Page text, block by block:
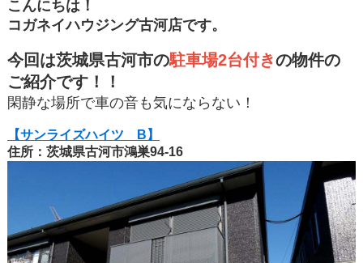
こんにちは！
コガネイハウジング古河店です。
今回は茨城県古河市の駐車場2台付きの物件の
ご紹介です！！
閑静な場所で車の音も気にならない！
【サンライズハイツ B】
住所：茨城県古河市鴻巣94-16